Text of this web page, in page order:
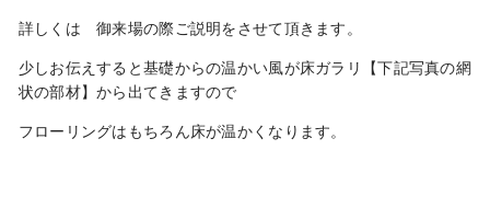
詳しくは 御来場の際ご説明をさせて頂きます。
少しお伝えすると基礎からの温かい風が床ガラリ【下記写真の網
状の部材】から出てきますので
フローリングはもちろん床が温かくなります。